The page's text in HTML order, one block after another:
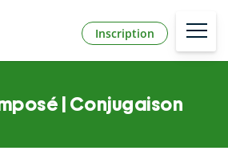
Inscription
| Conjugaison